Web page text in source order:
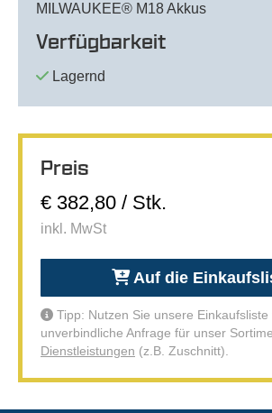
MILWAUKEE® M18 Akkus
Verfügbarkeit
Lagernd
Preis
€ 382,80 / Stk.
inkl. MwSt
Auf die
Tipp: Nutzen Sie unsere Einkaufsliste
unverbindliche Anfrage für unser
Dienstleistungen (z.B. Zuschnitt).